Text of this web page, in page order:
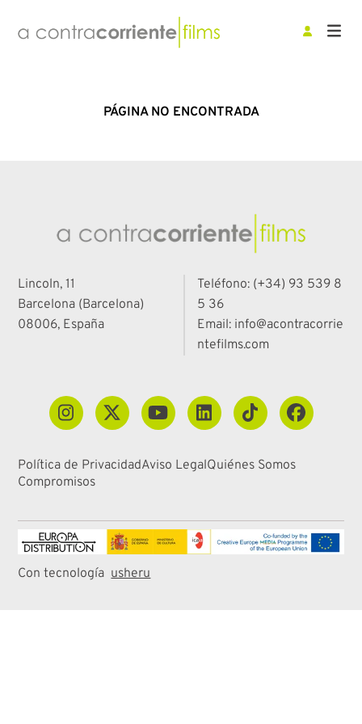
PÁGINA NO ENCONTRADA
Lincoln, 11
Barcelona (Barcelona)
08006, España
Teléfono: (+34) 93 539 8
5 36
Email: info@acontracorrie
ntefilms.com
Política de PrivacidadAviso LegalQuiénes Somos
Compromisos
Con tecnología usheru